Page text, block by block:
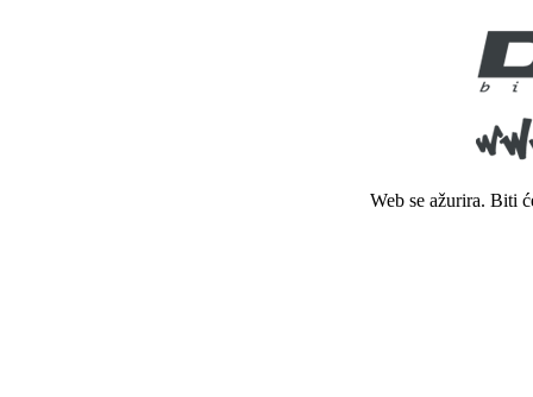
Web se ažurira. Biti